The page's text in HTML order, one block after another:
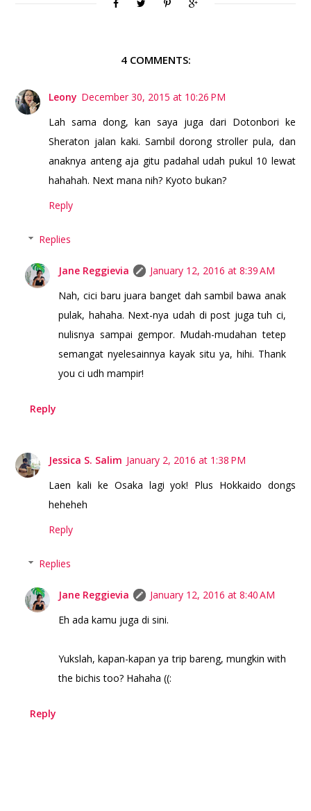
4 COMMENTS:
Leony December 30, 2015 at 10:26 PM
Lah sama dong, kan saya juga dari Dotonbori ke
Sheraton jalan kaki. Sambil dorong stroller pula, dan
anaknya anteng aja gitu padahal udah pukul 10 lewat
hahahah. Next mana nih? Kyoto bukan?
Reply
Replies
Jane Reggievia
January 12, 2016 at 8:39 AM
Nah, cici baru juara banget dah sambil bawa anak
pulak, hahaha. Next-nya udah di post juga tuh ci,
nulisnya sampai gempor. Mudah-mudahan tetep
semangat nyelesainnya kayak situ ya, hihi. Thank
you ci udh mampir!
Reply
Jessica S. Salim January 2, 2016 at 1:38 PM
Laen kali ke Osaka lagi yok! Plus Hokkaido dongs
heheheh
Reply
Replies
Jane Reggievia
January 12, 2016 at 8:40 AM
Eh ada kamu juga di sini.
Yukslah, kapan-kapan ya trip bareng, mungkin with
the bichis too? Hahaha ((:
Reply